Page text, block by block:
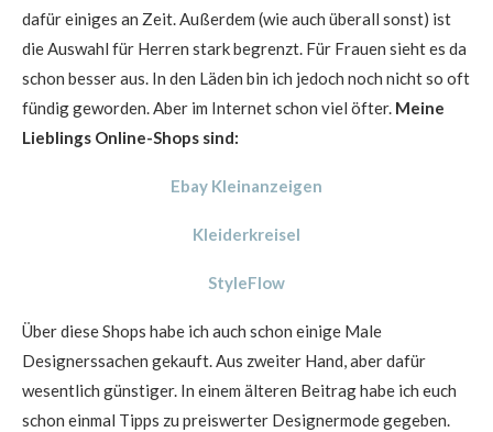
dafür einiges an Zeit. Außerdem (wie auch überall sonst) ist
die Auswahl für Herren stark begrenzt. Für Frauen sieht es da
schon besser aus. In den Läden bin ich jedoch noch nicht so oft
fündig geworden. Aber im Internet schon viel öfter. Meine
Lieblings Online-Shops sind:
Ebay Kleinanzeigen
Kleiderkreisel
StyleFlow
Über diese Shops habe ich auch schon einige Male
Designerssachen gekauft. Aus zweiter Hand, aber dafür
wesentlich günstiger. In einem älteren Beitrag habe ich euch
schon einmal Tipps zu preiswerter Designermode gegeben.